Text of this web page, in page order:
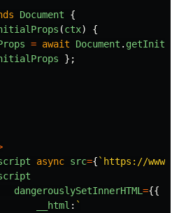
Document
{
(ctx)
{
= await Document .
};
async src={ `https://
dangerouslySetInnerHTML ={{
__html : `